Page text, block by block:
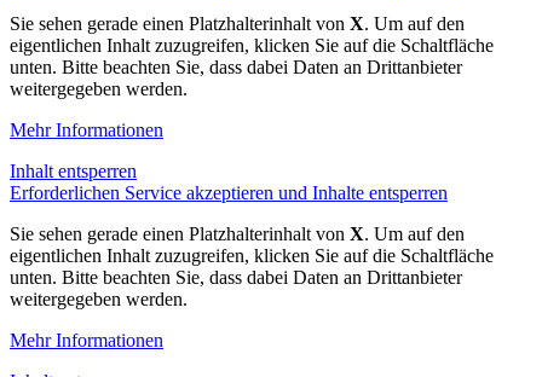
Sie sehen gerade einen Platzhalterinhalt von X. Um auf den
eigentlichen Inhalt zuzugreifen, klicken Sie auf die Schaltfläche
unten. Bitte beachten Sie, dass dabei Daten an Drittanbieter
weitergegeben werden.
Mehr Informationen
Inhalt entsperren
Erforderlichen Service akzeptieren und Inhalte entsperren
Sie sehen gerade einen Platzhalterinhalt von X. Um auf den
eigentlichen Inhalt zuzugreifen, klicken Sie auf die Schaltfläche
unten. Bitte beachten Sie, dass dabei Daten an Drittanbieter
weitergegeben werden.
Mehr Informationen